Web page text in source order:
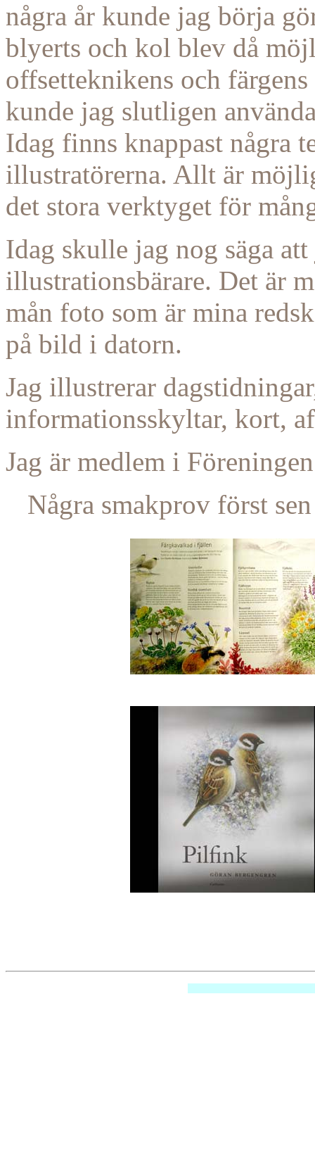
några år kunde jag börja
blyerts och kol blev då
offsetteknikens och
kunde jag slutligen
Idag finns knappast några
illustratörerna. Allt är
det stora verktyget för
Idag skulle jag nog säga
illustrationsbärare. Det är
mån foto som är mina
på bild i datorn.
Jag illustrerar
informationsskyltar, kort,
Jag är medlem i
Några smakprov först